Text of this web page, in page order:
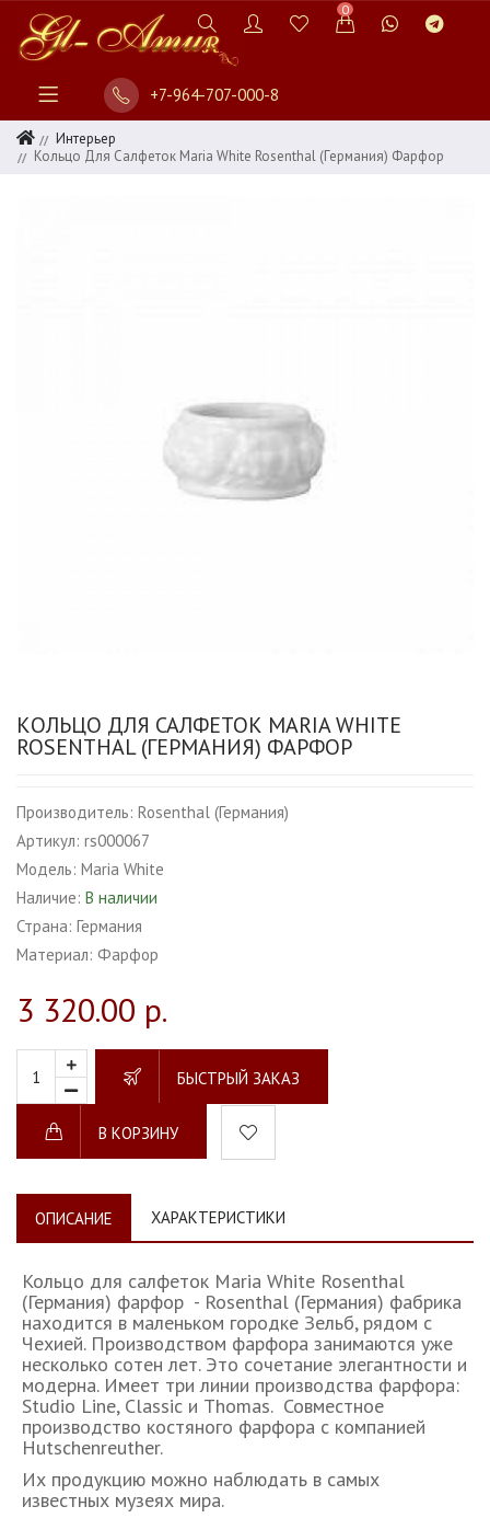
0
+7-964-707-000-8
Интерьер
Кольцо Для Салфеток Maria White Rosenthal (Германия) Фарфор
КОЛЬЦО ДЛЯ САЛФЕТОК MARIA WHITE
ROSENTHAL (ГЕРМАНИЯ) ФАРФОР
Производитель: Rosenthal (Германия)
Артикул: rs000067
Модель: Maria White
Наличие: В наличии
Страна: Германия
Материал: Фарфор
3 320.00 р.
БЫСТРЫЙ ЗАКАЗ
В КОРЗИНУ
ОПИСАНИЕ ХАРАКТЕРИСТИКИ
Кольцо для салфеток Maria White Rosenthal
(Германия) фарфор - Rosenthal (Германия) фабрика
находится в маленьком городке Зельб, рядом с
Чехией. Производством фарфора занимаются уже
несколько сотен лет. Это сочетание элегантности и
модерна. Имеет три линии производства фарфора:
Studio Line, Classic и Thomas. Совместное
производство костяного фарфора с компанией
Hutschenreuther.
Их продукцию можно наблюдать в самых
известных музеях мира.